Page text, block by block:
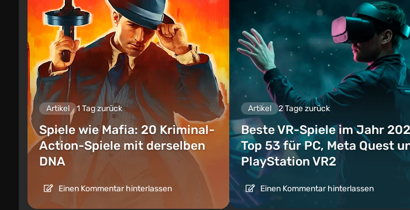
Artikel 1 Tag zurück
Spiele wie Mafia: 20 Kriminal-
Action-Spiele mit derselben
DNA
Einen Kommentar hinterlassen
Artikel 2 Tage zurück
Beste VR-Spiele im Jahr
Top 53 für PC, Meta Quest
PlayStation VR2
Einen Kommentar hinterlassen